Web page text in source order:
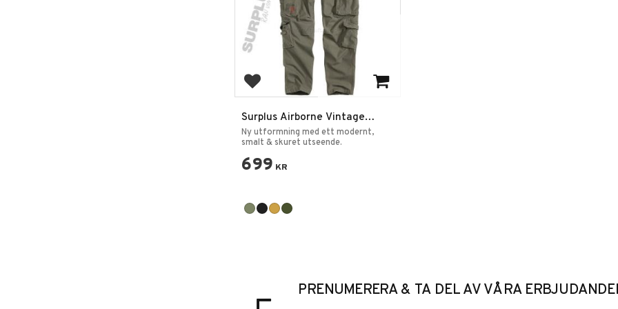
Lägg till i favoriter
Surplus Airborne Vintage
Slimmy Cargo Byxor
Ny utformning med ett modernt,
smalt & skuret utseende.
699 KR
PRENUMERERA & TA DEL AV VÅRA